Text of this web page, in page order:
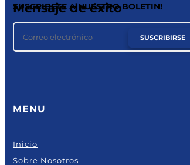
SUSCRIBETE A NUESTRO BOLETIN!
Mensaje de éxito
SUSCRIBIRSE
MENU
Inicio
Sobre Nosotros